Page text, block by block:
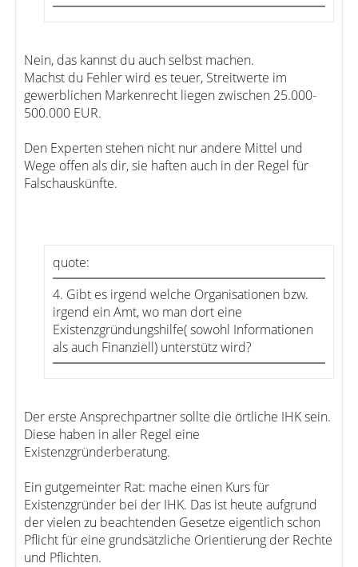
Nein, das kannst du auch selbst machen.
Machst du Fehler wird es teuer, Streitwerte im
gewerblichen Markenrecht liegen zwischen 25.000-
500.000 EUR.
Den Experten stehen nicht nur andere Mittel und
Wege offen als dir, sie haften auch in der Regel für
Falschauskünfte.
quote:
4. Gibt es irgend welche Organisationen bzw.
irgend ein Amt, wo man dort eine
Existenzgründungshilfe( sowohl Informationen
als auch Finanziell) unterstütz wird?
Der erste Ansprechpartner sollte die örtliche IHK sein.
Diese haben in aller Regel eine
Existenzgründerberatung.
Ein gutgemeinter Rat: mache einen Kurs für
Existenzgründer bei der IHK. Das ist heute aufgrund
der vielen zu beachtenden Gesetze eigentlich schon
Pflicht für eine grundsätzliche Orientierung der Rechte
und Pflichten.